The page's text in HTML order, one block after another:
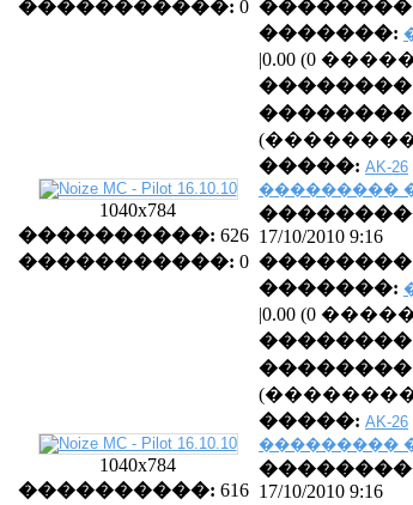
�����������: 0 ��������
�������:
|0.00 (0
1040x784
����������: 626
�����������: 0
�����: AK-26
���������
17/10/2010 9:16
��������
�������:
|0.00 (0
1040x784
����������: 616
�����: AK-26
���������
17/10/2010 9:16